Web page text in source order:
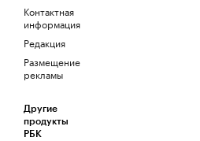
Контактная
информация
Редакция
Размещение
рекламы
Другие
продукты
РБК